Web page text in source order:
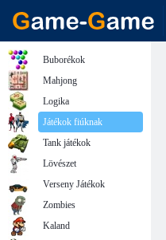
Buborékok
Mahjong
Logika
Játékok fiúknak
Tank játékok
Lövészet
Verseny Játékok
Zombies
Kaland